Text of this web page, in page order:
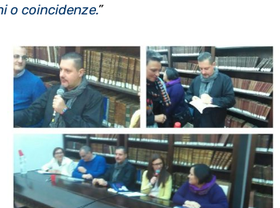
o coincidenze.”